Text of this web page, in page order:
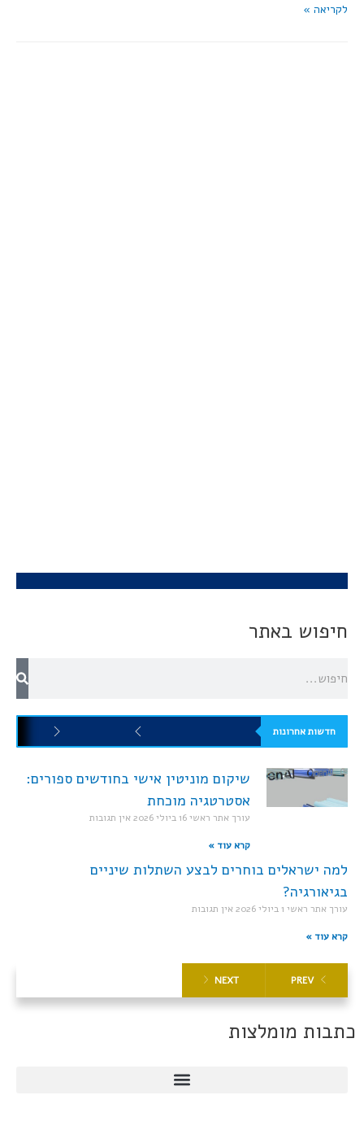
לקריאה »
חיפוש באתר
חדשות אחרונות
שיקום מוניטין אישי בחודשים ספורים:
אסטרטגיה מוכחת
עורך אתר ראשי16 ביולי 2026 אין תגובות
קרא עוד »
למה ישראלים בוחרים לבצע השתלות שיניים
בגיאורגיה?
עורך אתר ראשי 1 ביולי 2026 אין תגובות
קרא עוד »
PREV
NEXT
כתבות מומלצות